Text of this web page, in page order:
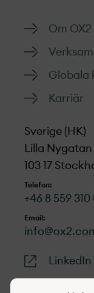
Om OX2
Globala
Karriär
Sverige (HK)
Lilla Nygatan
103 17
Telefon:
+46 8 559 310
Email:
LinkedIn